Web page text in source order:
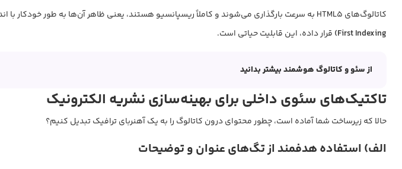
کاتالوگ‌های HTML5 به سرعت بارگذاری می‌شوند و کاملاً ریسپانسیو هستند، یعنی ظاهر آن‌ها به طور خودکار با اندازه صفحه موبایل سازگار می‌شود. از آنجایی که گوگل اولویت خود را بر موبایل فرست ایندکسینگ (
First Indexing) قرار داده، این قابلیت حیاتی است.
از سئو و کاتالوگ هوشمند بیشتر بدانید
تاکتیک‌های سئوی داخلی برای بهینه‌سازی نشریه الکترونیک
حالا که زیرساخت شما آماده است، چطور محتوای درون کاتالوگ را به یک آهنربای ترافیک تبدیل کنیم؟
الف) استفاده هدفمند از تگ‌های عنوان و توضیحات